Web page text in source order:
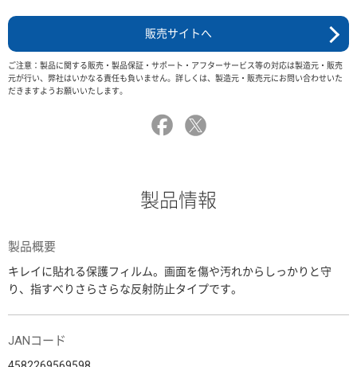
販売サイトへ
ご注意：製品に関する販売・製品保証・サポート・アフターサービス等の対応は製造元・販売
元が行い、弊社はいかなる責任も負いません。詳しくは、製造元・販売元にお問い合わせいた
だきますようお願いいたします。
製品情報
製品概要
キレイに貼れる保護フィルム。画面を傷や汚れからしっかりと守
り、指すべりさらさらな反射防止タイプです。
JANコード